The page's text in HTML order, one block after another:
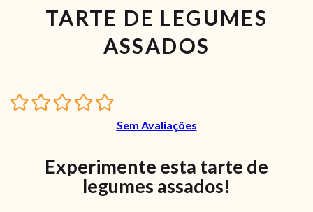
TARTE DE LEGUMES
ASSADOS
Sem Avaliações
Experimente esta tarte de
legumes assados!